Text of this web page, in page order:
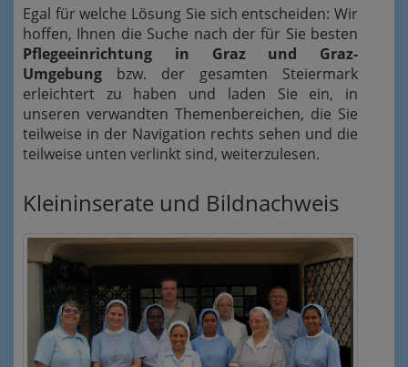
Egal für welche Lösung Sie sich entscheiden: Wir
hoffen, Ihnen die Suche nach der für Sie besten
Pflegeeinrichtung in Graz und Graz-
Umgebung bzw. der gesamten Steiermark
erleichtert zu haben und laden Sie ein, in
unseren verwandten Themenbereichen, die Sie
teilweise in der Navigation rechts sehen und die
teilweise unten verlinkt sind, weiterzulesen.
Kleininserate und Bildnachweis